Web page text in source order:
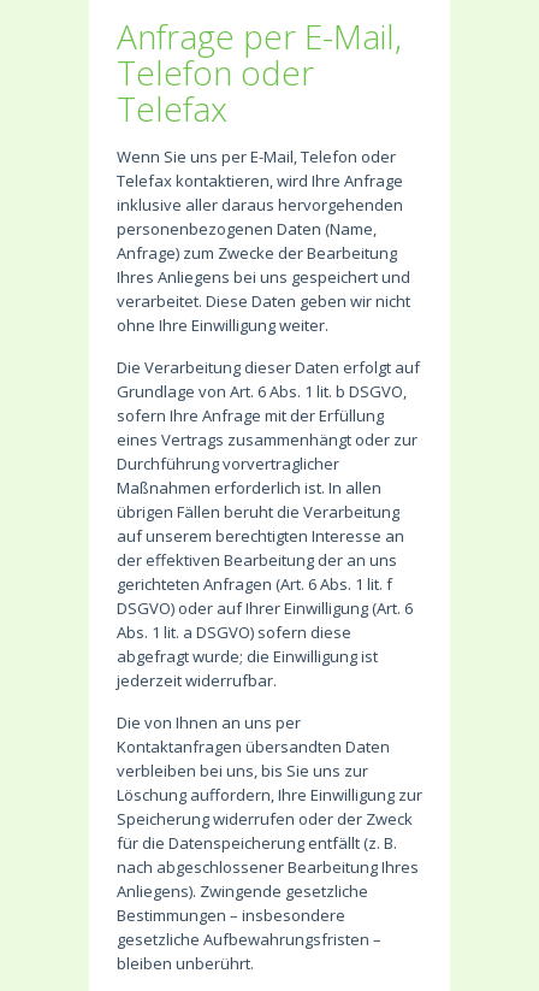
Anfrage per E-Mail,
Telefon oder
Telefax
Wenn Sie uns per E-Mail, Telefon oder
Telefax kontaktieren, wird Ihre Anfrage
inklusive aller daraus hervorgehenden
personenbezogenen Daten (Name,
Anfrage) zum Zwecke der Bearbeitung
Ihres Anliegens bei uns gespeichert und
verarbeitet. Diese Daten geben wir nicht
ohne Ihre Einwilligung weiter.
Die Verarbeitung dieser Daten erfolgt auf
Grundlage von Art. 6 Abs. 1 lit. b DSGVO,
sofern Ihre Anfrage mit der Erfüllung
eines Vertrags zusammenhängt oder zur
Durchführung vorvertraglicher
Maßnahmen erforderlich ist. In allen
übrigen Fällen beruht die Verarbeitung
auf unserem berechtigten Interesse an
der effektiven Bearbeitung der an uns
gerichteten Anfragen (Art. 6 Abs. 1 lit. f
DSGVO) oder auf Ihrer Einwilligung (Art. 6
Abs. 1 lit. a DSGVO) sofern diese
abgefragt wurde; die Einwilligung ist
jederzeit widerrufbar.
Die von Ihnen an uns per
Kontaktanfragen übersandten Daten
verbleiben bei uns, bis Sie uns zur
Löschung auffordern, Ihre Einwilligung zur
Speicherung widerrufen oder der Zweck
für die Datenspeicherung entfällt (z. B.
nach abgeschlossener Bearbeitung Ihres
Anliegens). Zwingende gesetzliche
Bestimmungen – insbesondere
gesetzliche Aufbewahrungsfristen –
bleiben unberührt.